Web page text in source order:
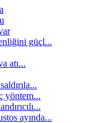
güçl...
atı...
yöntem...
ayında...